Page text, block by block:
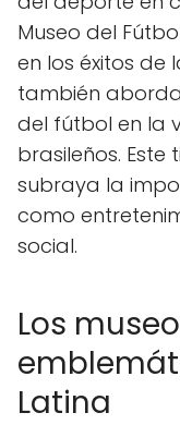
Museo del
en los éxitos de
también
del fútbol en la
brasileños.
subraya la
como
social.
Los
Latina